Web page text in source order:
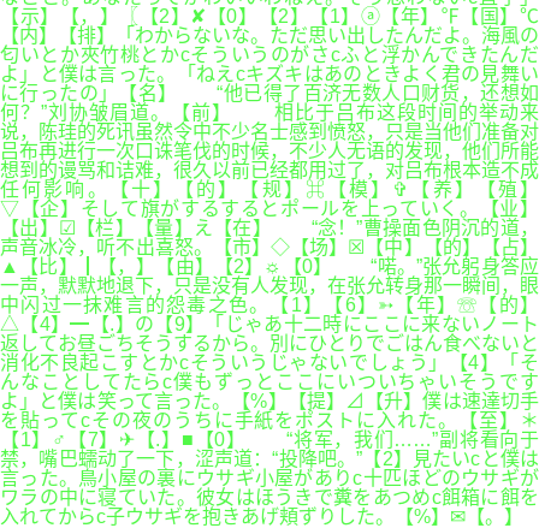
【示】【，】〖【2】✘【0】【2】【1】ⓐ【年】℉【国】℃
【内】【排】「わからないな。ただ思い出したんだよ。海風の
匂いとか夾竹桃とかcそういうのがさcふと浮かんできたんだ
よ」と僕は言った。「ねえcキズキはあのときよく君の見舞い
に行ったの」【名】 “他已得了百济无数人口财货，还想如
何？”刘协皱眉道。【前】 相比于吕布这段时间的举动来
说，陈珪的死讯虽然令中不少名士感到愤怒，只是当他们准备对
吕布再进行一次口诛笔伐的时候，不少人无语的发现，他们所能
想到的谩骂和诘难，很久以前已经都用过了，对吕布根本造不成
任何影响。【十】【的】【规】⌘【模】✞【养】【殖】
▽【企】そして旗がするするとポールを上っていく。【业】
【出】☑【栏】【量】え【在】 “念！”曹操面色阴沉的道，
声音冰冷，听不出喜怒。【市】◇【场】☒【中】【的】【占】
▲【比】┃【，】【由】【2】☼【0】 “喏。”张允躬身答应
一声，默默地退下，只是没有人发现，在张允转身那一瞬间，眼
中闪过一抹难言的怨毒之色。【1】【6】➳【年】☏【的】
△【4】━【.】の【9】「じゃあ十二時にここに来ないノート
返してお昼ごちそうするから。別にひとりでごはん食べないと
消化不良起こすとかcそういうじゃないでしょう」【4】「そ
んなことしてたらc僕もずっとここにいついちゃいそうです
よ」と僕は笑って言った。【%】【提】⊿【升】僕は速達切手
を貼ってcその夜のうちに手紙をポストに入れた。【至】＊
【1】♂【7】✈【.】■【0】 “将军，我们……”副将看向于
禁，嘴巴蠕动了一下，涩声道：“投降吧。”【2】見たいcと僕は
言った。鳥小屋の裏にウサギ小屋がありc十匹ほどのウサギが
ワラの中に寝ていた。彼女はほうきで糞をあつめc餌箱に餌を
入れてからc子ウサギを抱きあげ頬ずりした。【%】✉【。】